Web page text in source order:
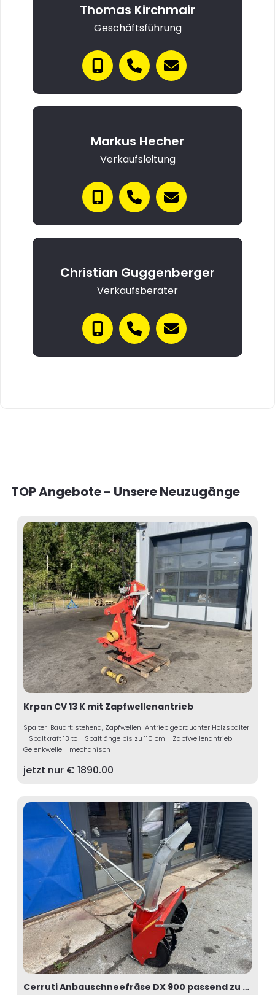
Thomas Kirchmair
Geschäftsführung
Markus Hecher
Verkaufsleitung
Christian Guggenberger
Verkaufsberater
TOP Angebote - Unsere Neuzugänge
Krpan CV 13 K mit Zapfwellenantrieb
Spalter-Bauart: stehend, Zapfwellen-Antrieb gebrauchter Holzspalter
- Spaltkraft 13 to - Spaltlänge bis zu 110 cm - Zapfwellenantrieb -
Gelenkwelle - mechanisch
jetzt nur € 1890.00
Cerruti Anbauschneefräse DX 900 passend zu Aebi